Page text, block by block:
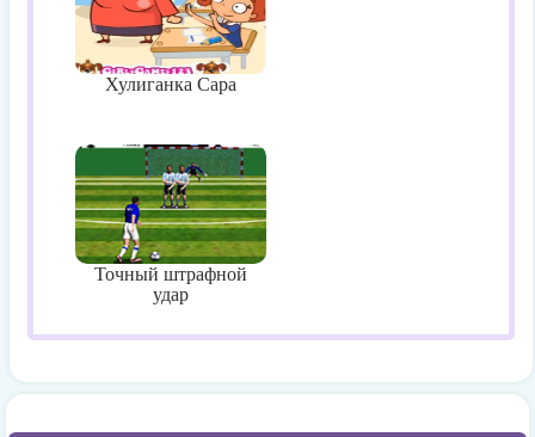
Хулиганка Сара
Точный штрафной
удар